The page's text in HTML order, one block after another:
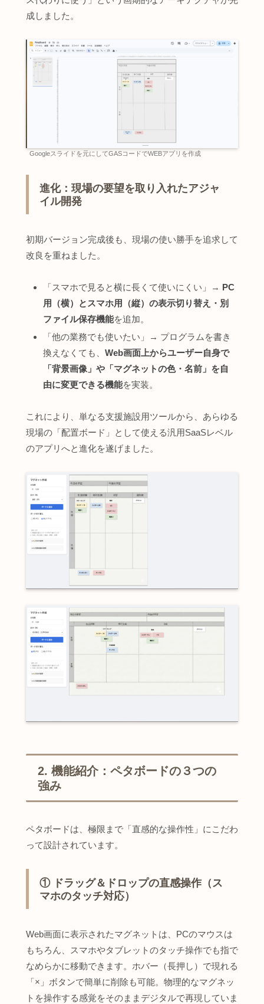
成しました。
Googleスライドを元にしてGASコードでWEBアプリを作成
進化：現場の要望を取り入れたアジャ
イル開発
初期バージョン完成後も、現場の使い勝手を追求して
改良を重ねました。
「スマホで見ると横に長くて使いにくい」→ PC
用（横）とスマホ用（縦）の表示切り替え・別
ファイル保存機能を追加。
「他の業務でも使いたい」→ プログラムを書き
換えなくても、 Web画面上からユーザー自身で
「背景画像」や「マグネットの色・名前」を自
由に変更できる機能を実装。
これにより、単なる支援施設用ツールから、あらゆる
現場の「配置ボード」として使える汎用SaaSレベル
のアプリへと進化を遂げました。
2. 機能紹介：ペタボードの３つの
強み
ペタボードは、極限まで「直感的な操作性」にこだわ
って設計されています。
① ドラッグ＆ドロップの直感操作（ス
マホのタッチ対応）
Web画面に表示されたマグネットは、PCのマウスは
もちろん、スマホやタブレットのタッチ操作でも指で
なめらかに移動できます。ホバー（長押し）で現れる
「×」ボタンで簡単に削除も可能。物理的なマグネッ
トを操作する感覚をそのままデジタルで再現していま